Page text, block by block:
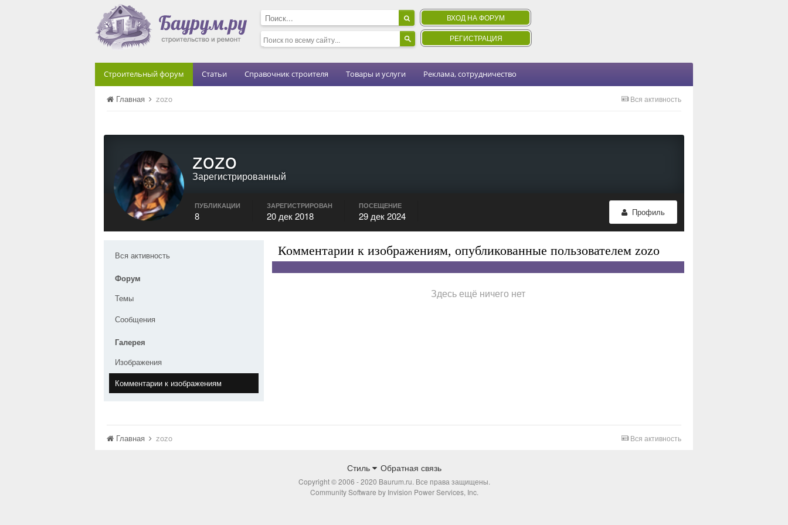
ВХОД НА ФОРУМ
РЕГИСТРАЦИЯ
Строительный форум Статьи Справочник строителя Товары и услуги Реклама, сотрудничество
Вся активность
Главная zozo
zozo
Зарегистрированный
Профиль
ПУБЛИКАЦИИ
8
ЗАРЕГИСТРИРОВАН
20 дек 2018
ПОСЕЩЕНИЕ
29 дек 2024
Вся активность
Форум
Темы
Сообщения
Галерея
Изображения
Комментарии к изображениям
Комментарии к изображениям, опубликованные пользователем zozo
Здесь ещё ничего нет
Вся активность
Главная zozo
Стиль Обратная связь
Copyright © 2006 - 2020 Baurum.ru. Все права защищены.
Community Software by Invision Power Services, Inc.